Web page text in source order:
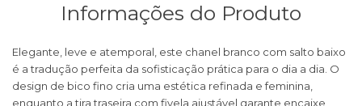
Informações do Produto
Elegante, leve e atemporal, este chanel branco com salto baixo
é a tradução perfeita da sofisticação prática para o dia a dia. O
design de bico fino cria uma estética refinada e feminina,
enquanto a tira traseira com fivela ajustável garante encaixe